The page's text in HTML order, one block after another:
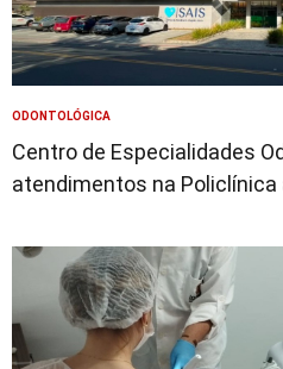
ODONTOLÓGICA
Centro de Especialidades
atendimentos na Policlínica